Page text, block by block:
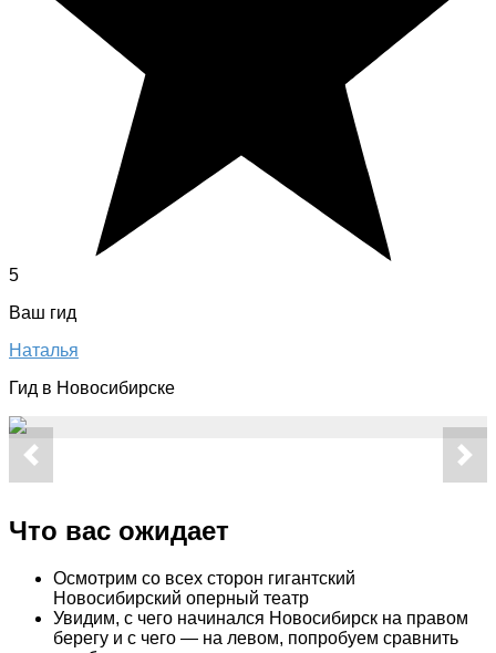
5
Ваш гид
Наталья
Гид в Новосибирске
Что вас ожидает
Осмотрим со всех сторон гигантский
Новосибирский оперный театр
Увидим, с чего начинался Новосибирск на правом
берегу и с чего — на левом, попробуем сравнить